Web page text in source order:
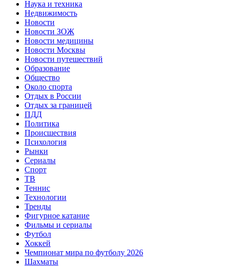
Наука и техника
Недвижимость
Новости
Новости ЗОЖ
Новости медицины
Новости Москвы
Новости путешествий
Образование
Общество
Около спорта
Отдых в России
Отдых за границей
ПДД
Политика
Происшествия
Психология
Рынки
Сериалы
Спорт
ТВ
Теннис
Технологии
Тренды
Фигурное катание
Фильмы и сериалы
Футбол
Хоккей
Чемпионат мира по футболу 2026
Шахматы